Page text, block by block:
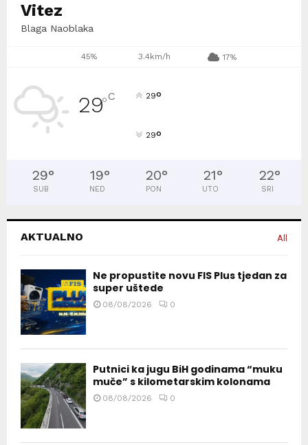
Vitez
Blaga Naoblaka
45% 3.4km/h 17%
29°C 29°
29°
29°
SUB
19°
NED
20°
PON
21°
UTO
22°
SRI
AKTUALNO All
Ne propustite novu FIS Plus tjedan za
super uštede
08/08/2026 0
Putnici ka jugu BiH godinama “muku
muče” s kilometarskim kolonama
08/08/2026 0